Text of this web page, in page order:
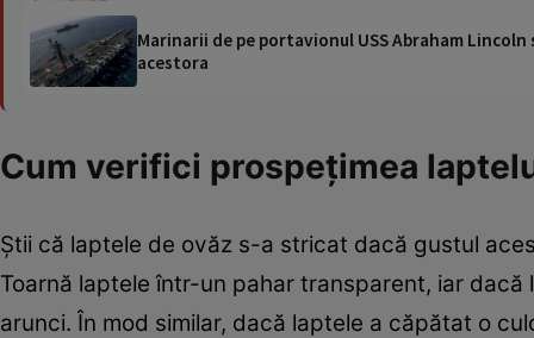
Marinarii de pe portavionul USS Abraham
acestora
Cum verifici prospețimea
Știi că laptele de ovăz s-a stricat dacă gustul
Toarnă laptele într-un pahar transparent, iar
arunci. În mod similar, dacă laptele a căpătat o